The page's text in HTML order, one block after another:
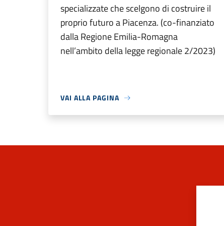
specializzate che scelgono di costruire il
proprio futuro a Piacenza. (co-finanziato
dalla Regione Emilia-Romagna
nell’ambito della legge regionale 2/2023)
VAI ALLA PAGINA